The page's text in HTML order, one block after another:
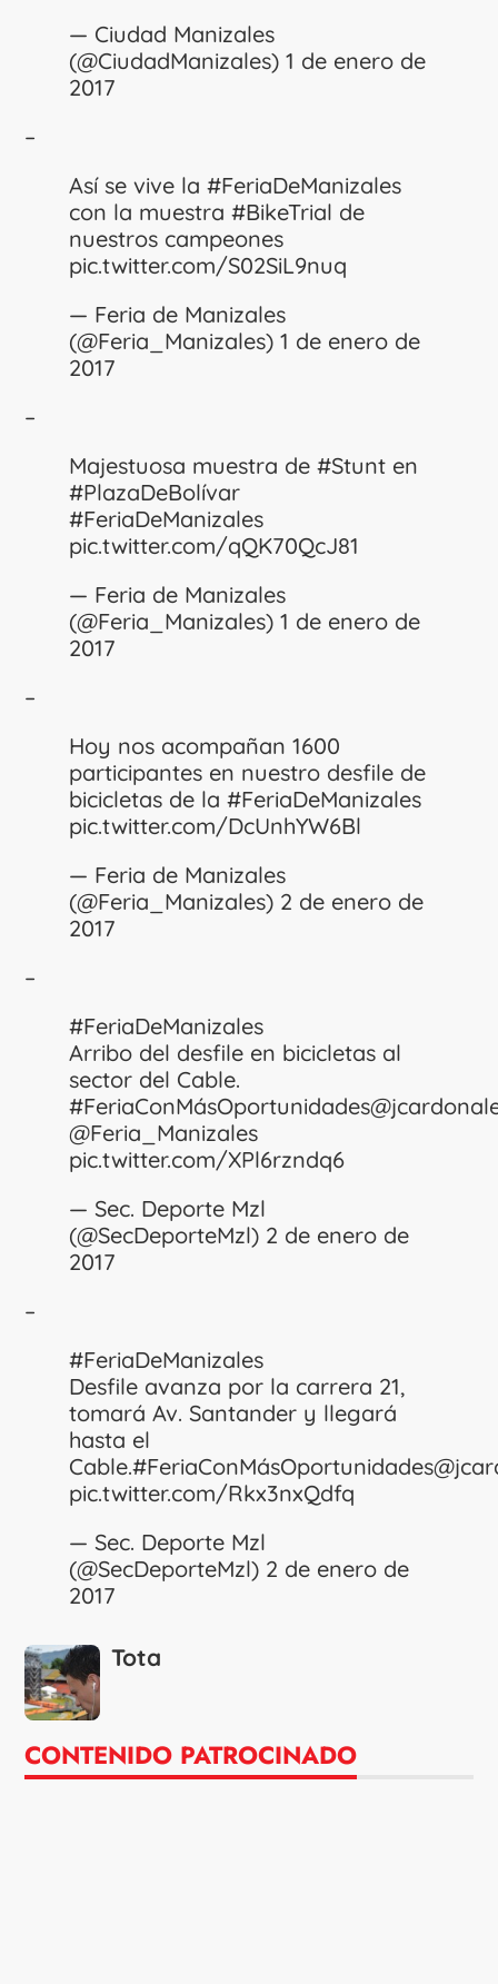
— Ciudad Manizales
(@CiudadManizales)1 de enero de
2017
–
Así se vive la#FeriaDeManizales
con la muestra#BikeTrial de
nuestros campeones
pic.twitter.com/S02SiL9nuq
— Feria de Manizales
(@Feria_Manizales)1 de enero de
2017
–
Majestuosa muestra de#Stunt en
#PlazaDeBolívar
#FeriaDeManizales
pic.twitter.com/qQK70QcJ81
— Feria de Manizales
(@Feria_Manizales)1 de enero de
2017
–
Hoy nos acompañan 1600
participantes en nuestro desfile de
bicicletas de la#FeriaDeManizales
pic.twitter.com/DcUnhYW6Bl
— Feria de Manizales
(@Feria_Manizales) 2 de enero de
2017
–
#FeriaDeManizales
Arribo del desfile en bicicletas al
sector del Cable.
#FeriaConMásOportunidades
@Feria_Manizales
pic.twitter.com/XPl6rzndq6
— Sec. Deporte Mzl
(@SecDeporteMzl) 2 de enero de
2017
–
#FeriaDeManizales
Desfile avanza por la carrera 21,
tomará Av. Santander y llegará
hasta el
Cable.#FeriaConMásOportunidades
pic.twitter.com/Rkx3nxQdfq
— Sec. Deporte Mzl
(@SecDeporteMzl) 2 de enero de
2017
Tota
CONTENIDO PATROCINADO